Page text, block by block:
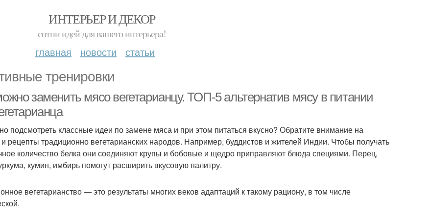
ИНТЕРЬЕР И ДЕКОР
сотни идей для вашего интерьера!
главная новости статьи
тренировки
заменить мясо вегетарианцу. ТОП-5 альтернатив мясу в питании
подсмотреть классные идеи по замене мяса и при этом питаться вкусно? Обратите внимание на
рецепты традиционно вегетарианских народов. Например, буддистов и жителей Индии. Чтобы получать
количество белка они соединяют крупы и бобовые и щедро приправляют блюда специями. Перец,
кумин, имбирь помогут расширить вкусовую палитру.
вегетарианство — это результаты многих веков адаптаций к такому рациону, в том числе